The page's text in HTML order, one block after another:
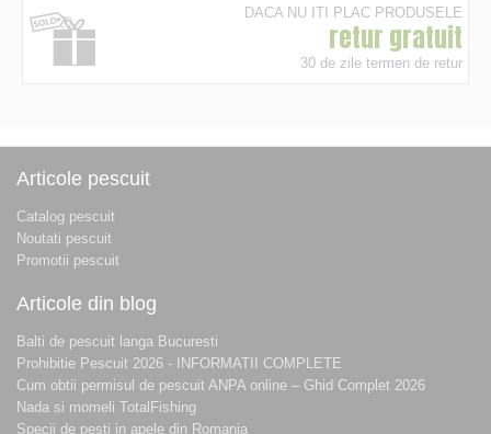
DACA NU ITI PLAC PRODUSELE
retur gratuit
30 de zile termen de retur
Articole pescuit
Catalog pescuit
Noutati pescuit
Promotii pescuit
Articole din blog
Balti de pescuit langa Bucuresti
Prohibitie Pescuit 2026 - INFORMATII COMPLETE
Cum obtii permisul de pescuit ANPA online – Ghid Complet 2026
Nada si momeli TotalFishing
Specii de pesti in apele din Romania